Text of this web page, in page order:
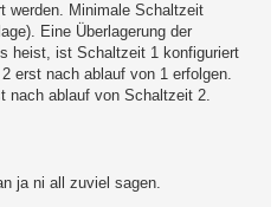
werden. Minimale Schaltzeit
Eine Überlagerung der
heist, ist Schaltzeit 1 konfiguriert
erst nach ablauf von 1 erfolgen.
nach ablauf von Schaltzeit 2.
ja ni all zuviel sagen.